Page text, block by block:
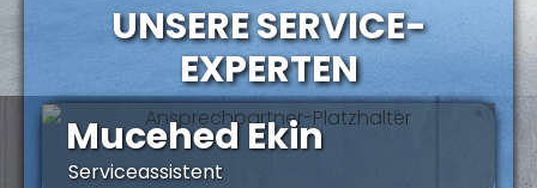
UNSERE SERVICE-
EXPERTEN
Mucehed Ekin
Serviceassistent